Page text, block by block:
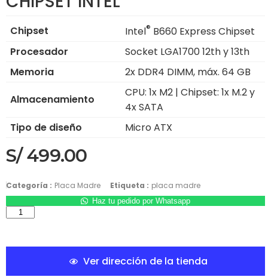
Chipset Intel® B660 Express Chipset
Procesador
Socket LGA1700 12th y 13th
Memoria
2x DDR4 DIMM, máx. 64 GB
Almacenamiento
CPU: 1x M2 | Chipset: 1x M.2 y
4x SATA
Tipo de diseño
Micro ATX
S/499.00
Categoría : Placa Madre Etiqueta : placa madre
Haz tu pedido por Whatsapp
Ver dirección de la tienda